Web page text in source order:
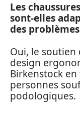
Les
sont-elles
des
Oui, le
design
Birkenstock
personnes
podologiques.